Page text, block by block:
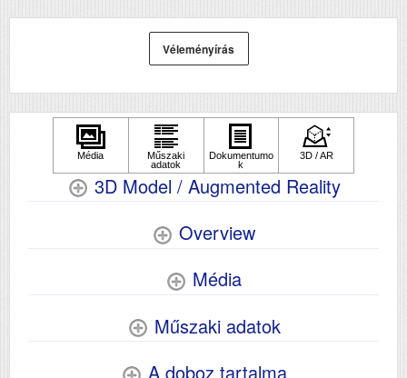
Méretek (ma x szé x mé mm)
Véleményírás
3D Model / Augmented Reality
Overview
Média
Műszaki adatok
A doboz tartalma